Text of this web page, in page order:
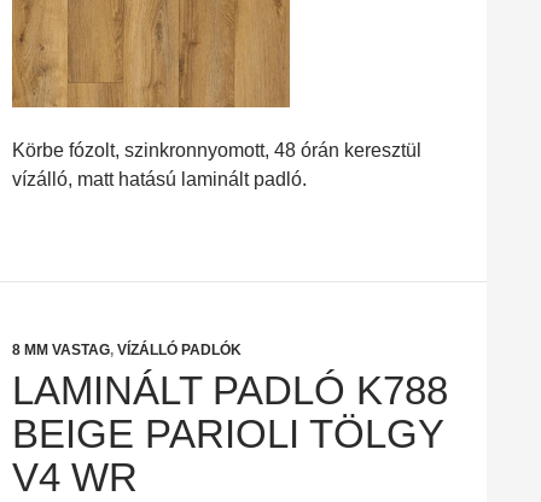
Körbe fózolt, szinkronnyomott, 48 órán keresztül
vízálló, matt hatású laminált padló.
8 MM VASTAG, VÍZÁLLÓ PADLÓK
LAMINÁLT PADLÓ K788
BEIGE PARIOLI TÖLGY
V4 WR